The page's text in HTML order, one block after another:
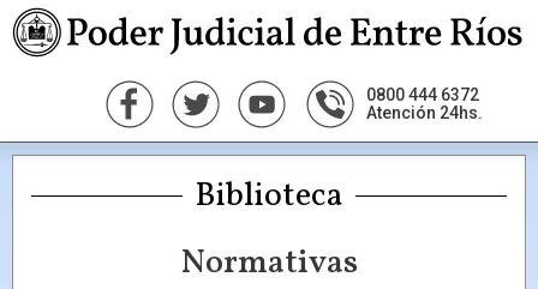
0800 444 6372
Atención 24hs.
Biblioteca
Normativas